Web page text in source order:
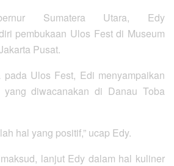
Sumatera Utara, Edy
pembukaan Ulos Fest di Museum
Pusat.
pada Ulos Fest, Edi menyampaikan
diwacanakan di Danau Toba
hal yang positif,” ucap Edy.
lanjut Edy dalam hal kuliner